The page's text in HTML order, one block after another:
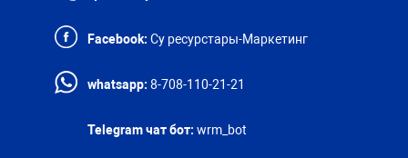
Facebook: Су ресурстары-Маркетинг
whatsapp: 8-708-110-21-21
Telegram чат бот: wrm_bot